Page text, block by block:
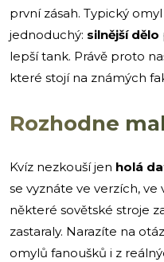
první zásah. Typický
jednoduchý: silnější dělo
lepší tank. Právě proto
které stojí na známých
Rozhodne
Kvíz nezkouší jen holá
se vyznáte ve verzích,
některé sovětské stroje
zastaraly. Narazíte na
omylů fanoušků i z